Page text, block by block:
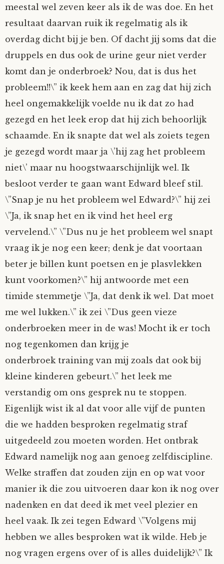
meestal wel zeven keer als ik de was doe. En het
resultaat daarvan ruik ik regelmatig als ik
overdag dicht bij je ben. Of dacht jij soms dat die
druppels en dus ook de urine geur niet verder
komt dan je onderbroek? Nou, dat is dus het
probleem!!\” ik keek hem aan en zag dat hij zich
heel ongemakkelijk voelde nu ik dat zo had
gezegd en het leek erop dat hij zich behoorlijk
schaamde. En ik snapte dat wel als zoiets tegen
je gezegd wordt maar ja \’hij zag het probleem
niet\’ maar nu hoogstwaarschijnlijk wel. Ik
besloot verder te gaan want Edward bleef stil.
\”Snap je nu het probleem wel Edward?\” hij zei
\”Ja, ik snap het en ik vind het heel erg
vervelend.\” \”Dus nu je het probleem wel snapt
vraag ik je nog een keer; denk je dat voortaan
beter je billen kunt poetsen en je plasvlekken
kunt voorkomen?\” hij antwoorde met een
timide stemmetje \”Ja, dat denk ik wel. Dat moet
me wel lukken.\” ik zei \”Dus geen vieze
onderbroeken meer in de was! Mocht ik er toch
nog tegenkomen dan krijg je
onderbroek training van mij zoals dat ook bij
kleine kinderen gebeurt.\” het leek me
verstandig om ons gesprek nu te stoppen.
Eigenlijk wist ik al dat voor alle vijf de punten
die we hadden besproken regelmatig straf
uitgedeeld zou moeten worden. Het ontbrak
Edward namelijk nog aan genoeg zelfdiscipline.
Welke straffen dat zouden zijn en op wat voor
manier ik die zou uitvoeren daar kon ik nog over
nadenken en dat deed ik met veel plezier en
heel vaak. Ik zei tegen Edward \”Volgens mij
hebben we alles besproken wat ik wilde. Heb je
nog vragen ergens over of is alles duidelijk?\” Ik